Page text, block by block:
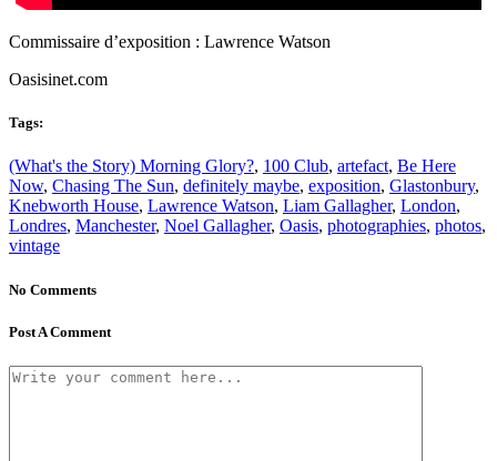
Commissaire d’exposition : Lawrence Watson
Oasisinet.com
Tags:
(What's the Story) Morning Glory?, 100 Club, artefact, Be Here
Now, Chasing The Sun, definitely maybe, exposition, Glastonbury,
Knebworth House, Lawrence Watson, Liam Gallagher, London,
Londres, Manchester, Noel Gallagher, Oasis, photographies, photos,
vintage
No Comments
Post A Comment